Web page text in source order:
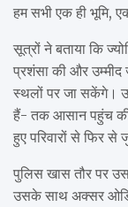
हम सभी एक ही भूमि,
सूत्रों ने बताया कि
प्रशंसा की और उम्मीद
स्थलों पर जा सकेंगे।
हैं- तक आसान पहुंच की
हुए परिवारों से फिर से
पुलिस खास तौर पर
उसके साथ अक्सर